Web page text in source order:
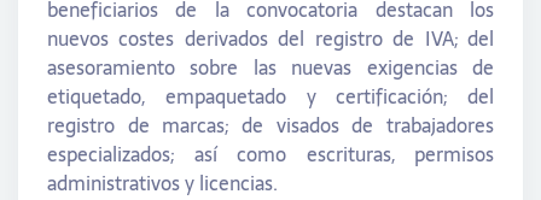
beneficiarios de la convocatoria destacan los
nuevos costes derivados del registro de IVA; del
asesoramiento sobre las nuevas exigencias de
etiquetado, empaquetado y certificación; del
registro de marcas; de visados de trabajadores
especializados; así como escrituras, permisos
administrativos y licencias.